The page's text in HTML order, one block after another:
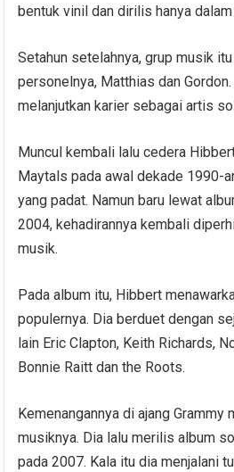
bentuk vinil dan dirilis hanya dalam
Setahun setelahnya, grup musik
personelnya, Matthias dan
melanjutkan karier sebagai artis
Muncul kembali lalu cedera
Maytals pada awal dekade 1990-
yang padat. Namun baru lewat
2004, kehadirannya kembali
musik.
Pada album itu, Hibbert
populernya. Dia berduet dengan
lain Eric Clapton, Keith Richards,
Bonnie Raitt dan the Roots.
Kemenangannya di ajang Grammy
musiknya. Dia lalu merilis album
pada 2007. Kala itu dia menjalani